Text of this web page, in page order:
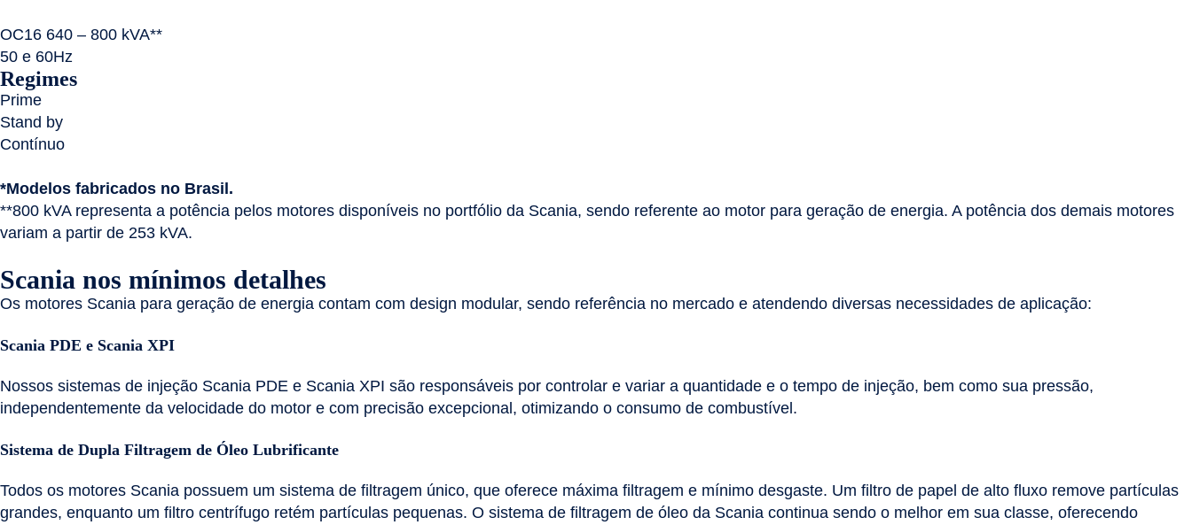
OC16 640 – 800 kVA**
50 e 60Hz
Regimes
Prime
Stand by
Contínuo
*Modelos fabricados no Brasil.
**800 kVA representa a potência pelos motores disponíveis no portfólio da Scania, sendo referente ao motor para geração de energia. A potência dos demais motores
variam a partir de 253 kVA.
Scania nos mínimos detalhes
Os motores Scania para geração de energia contam com design modular, sendo referência no mercado e atendendo diversas necessidades de aplicação:
Scania PDE e Scania XPI
Nossos sistemas de injeção Scania PDE e Scania XPI são responsáveis por controlar e variar a quantidade e o tempo de injeção, bem como sua pressão,
independentemente da velocidade do motor e com precisão excepcional, otimizando o consumo de combustível.
Sistema de Dupla Filtragem de Óleo Lubrificante
Todos os motores Scania possuem um sistema de filtragem único, que oferece máxima filtragem e mínimo desgaste. Um filtro de papel de alto fluxo remove partículas
grandes, enquanto um filtro centrífugo retém partículas pequenas. O sistema de filtragem de óleo da Scania continua sendo o melhor em sua classe, oferecendo